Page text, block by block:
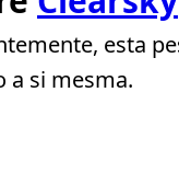
esta
a si mesma.